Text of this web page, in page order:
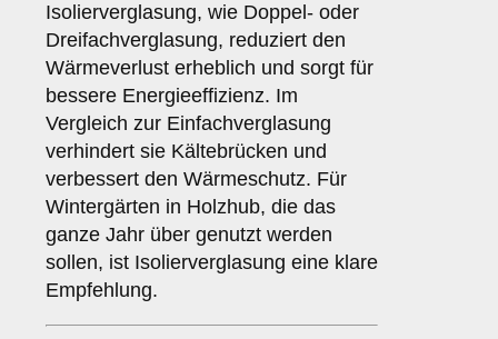
Isolierverglasung, wie Doppel- oder
Dreifachverglasung, reduziert den
Wärmeverlust erheblich und sorgt für
bessere Energieeffizienz. Im
Vergleich zur Einfachverglasung
verhindert sie Kältebrücken und
verbessert den Wärmeschutz. Für
Wintergärten in Holzhub, die das
ganze Jahr über genutzt werden
sollen, ist Isolierverglasung eine klare
Empfehlung.